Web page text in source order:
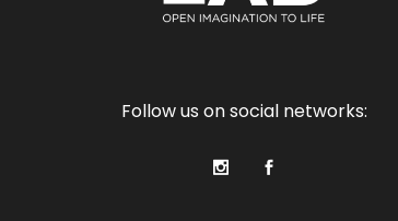
Follow us on social networks: